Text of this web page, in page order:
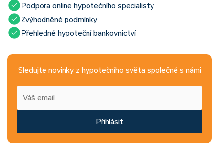
Podpora online hypotečního specialisty
Zvýhodněné podmínky
Přehledné hypoteční bankovnictví
Sledujte novinky z hypotečního světa společně s námi
Přihlásit